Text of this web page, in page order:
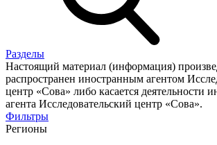
Разделы
Настоящий материал (информация)
распространен иностранным агентом
центр «Сова» либо касается деятельности
агента Исследовательский центр «Сова».
Фильтры
Регионы